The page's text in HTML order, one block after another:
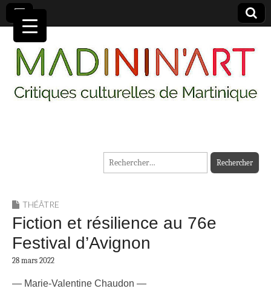
MADININ'ART
Rechercher :
THÉÂTRE
Fiction et résilience au 76e
Festival d’Avignon
28 mars 2022
— Marie-Valentine Chaudon —